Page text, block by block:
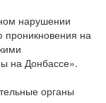
нарушении
проникновения на
на Донбассе».
органы